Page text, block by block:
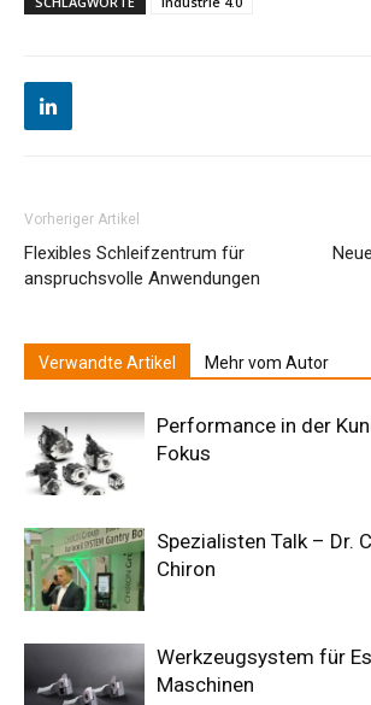
Vorheriger Artikel
Flexibles Schleifzentrum für
anspruchsvolle Anwendungen
Verwandte Artikel Mehr vom Autor
Performance in der
Fokus
Spezialisten Talk – Dr.
Chiron
Werkzeugsystem für
Maschinen